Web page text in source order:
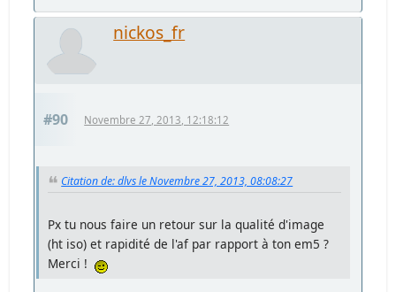
nickos_fr
#90 Novembre 27, 2013, 12:18:12
Citation de: dlvs le Novembre 27, 2013, 08:08:27
Px tu nous faire un retour sur la qualité d'image
(ht iso) et rapidité de l'af par rapport à ton em5 ?
Merci !